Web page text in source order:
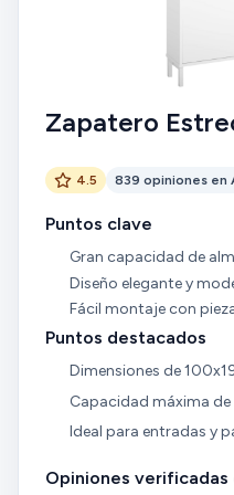
Zapatero
4.5 839 opiniones en
Puntos clave
Gran capacidad de
Diseño elegante y
Fácil montaje con
Puntos destacados
Dimensiones de
Capacidad máxima de
Ideal para entradas y
Opiniones verificadas